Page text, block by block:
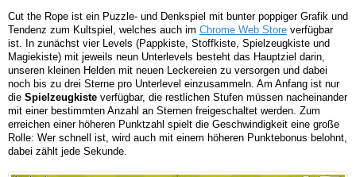
Cut the Rope ist ein Puzzle- und Denkspiel mit bunter poppiger Grafik und
Tendenz zum Kultspiel, welches auch im Chrome Web Store verfügbar
ist. In zunächst vier Levels (Pappkiste, Stoffkiste, Spielzeugkiste und
Magiekiste) mit jeweils neun Unterlevels besteht das Hauptziel darin,
unseren kleinen Helden mit neuen Leckereien zu versorgen und dabei
noch bis zu drei Sterne pro Unterlevel einzusammeln. Am Anfang ist nur
die Spielzeugkiste verfügbar, die restlichen Stufen müssen nacheinander
mit einer bestimmten Anzahl an Sternen freigeschaltet werden. Zum
erreichen einer höheren Punktzahl spielt die Geschwindigkeit eine große
Rolle: Wer schnell ist, wird auch mit einem höheren Punktebonus belohnt,
dabei zählt jede Sekunde.